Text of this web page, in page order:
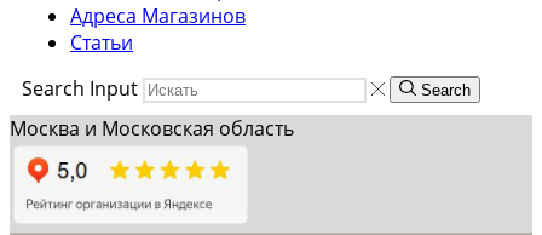
Адреса Магазинов
Статьи
Search Input
Search
Москва и Московская область